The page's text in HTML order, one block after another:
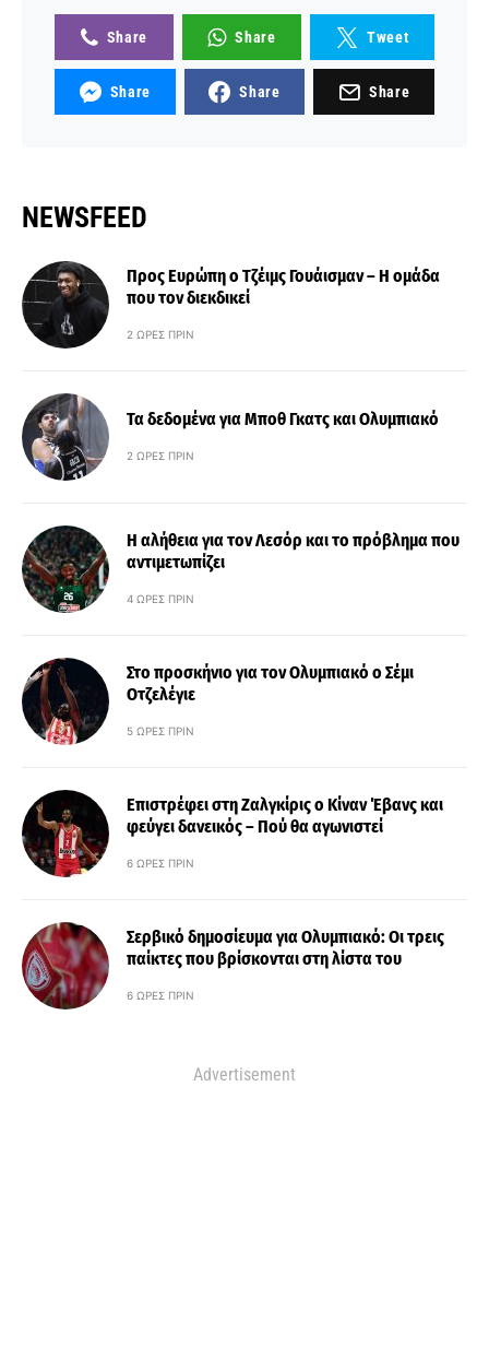
Share Share Tweet
Share Share Share
NEWSFEED
Προς Ευρώπη ο Τζέιμς Γουάισμαν – Η ομάδα
που τον διεκδικεί
2 ΏΡΕΣ ΠΡΙΝ
Τα δεδομένα για Μποθ Γκατς και Ολυμπιακό
2 ΏΡΕΣ ΠΡΙΝ
Η αλήθεια για τον Λεσόρ και το πρόβλημα που
αντιμετωπίζει
4 ΏΡΕΣ ΠΡΙΝ
Στο προσκήνιο για τον Ολυμπιακό ο Σέμι
Οτζελέγιε
5 ΏΡΕΣ ΠΡΙΝ
Επιστρέφει στη Ζαλγκίρις ο Κίναν Έβανς και
φεύγει δανεικός – Πού θα αγωνιστεί
6 ΏΡΕΣ ΠΡΙΝ
Σερβικό δημοσίευμα για Ολυμπιακό: Οι τρεις
παίκτες που βρίσκονται στη λίστα του
6 ΏΡΕΣ ΠΡΙΝ
Advertisement